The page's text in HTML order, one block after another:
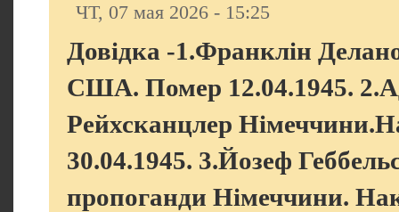
ЧТ, 07 мая 2026 - 15:25
Довідка -1.Франклін
США. Помер 12.04.1945.
Рейхсканцлер
30.04.1945. 3.Йозеф
пропоганди Німеччини.